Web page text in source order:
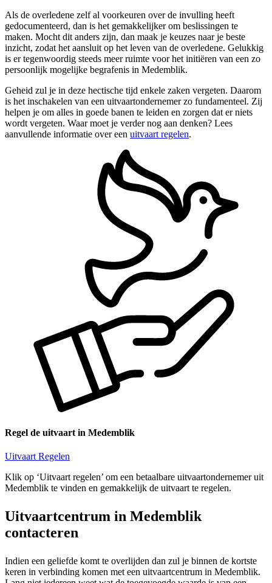
Als de overledene zelf al voorkeuren over de invulling heeft
gedocumenteerd, dan is het gemakkelijker om beslissingen te
maken. Mocht dit anders zijn, dan maak je keuzes naar je beste
inzicht, zodat het aansluit op het leven van de overledene. Gelukkig
is er tegenwoordig steeds meer ruimte voor het initiëren van een zo
persoonlijk mogelijke begrafenis in Medemblik.
Geheid zul je in deze hectische tijd enkele zaken vergeten. Daarom
is het inschakelen van een uitvaartondernemer zo fundamenteel. Zij
helpen je om alles in goede banen te leiden en zorgen dat er niets
wordt vergeten. Waar moet je verder nog aan denken? Lees
aanvullende informatie over een uitvaart regelen.
Regel de uitvaart in Medemblik
Uitvaart Regelen
Klik op ‘Uitvaart regelen’ om een betaalbare uitvaartondernemer uit
Medemblik te vinden en gemakkelijk de uitvaart te regelen.
Uitvaartcentrum in Medemblik
contacteren
Indien een geliefde komt te overlijden dan zul je binnen de kortste
keren in verbinding komen met een uitvaartcentrum in Medemblik.